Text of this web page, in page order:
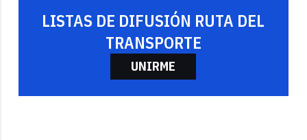
LISTAS DE DIFUSIÓN RUTA DEL
TRANSPORTE
UNIRME